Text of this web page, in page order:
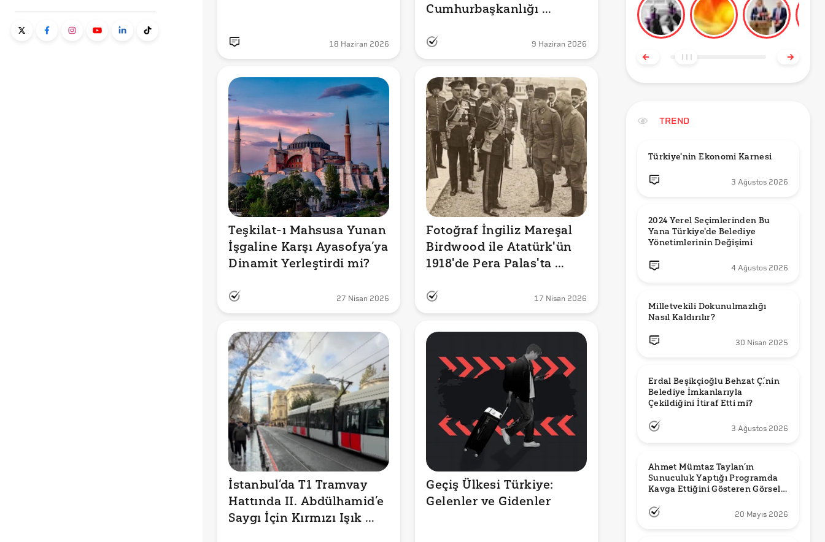
18 Haziran 2026
Cumhurbaşkanlığı
Paraları mı Gösteriyor?
9 Haziran 2026
Teşkilat-ı Mahsusa Yunan
İşgaline Karşı Ayasofya’ya
Dinamit Yerleştirdi mi?
27 Nisan 2026
Fotoğraf İngiliz Mareşal
Birdwood ile Atatürk'ün
1918'de Pera Palas'ta
Gösteriyor?
17 Nisan 2026
İstanbul’da T1 Tramvay
Hattında II. Abdülhamid’e
Saygı İçin Kırmızı Işık
Geçiş Ülkesi Türkiye:
Gelenler ve Gidenler
TREND
Türkiye'nin Ekonomi Karnesi
3 Ağustos 2026
2024 Yerel Seçimlerinden Bu
Yana Türkiye'de Belediye
Yönetimlerinin Değişimi
4 Ağustos 2026
Milletvekili Dokunulmazlığı
Nasıl Kaldırılır?
30 Nisan 2025
Erdal Beşikçioğlu Behzat Ç.’nin
Belediye İmkanlarıyla
3 Ağustos 2026
Ahmet Mümtaz Taylan’ın
Sunuculuk Yaptığı Programda
Kavga Ettiğini Gösteren Görsel
20 Mayıs 2026